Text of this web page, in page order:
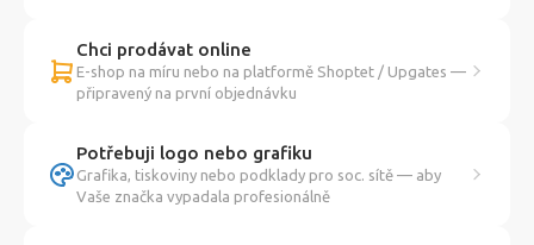
Chci prodávat online
E-shop na míru nebo na platformě Shoptet / Upgates —
připravený na první objednávku
Potřebuji logo nebo grafiku
Grafika, tiskoviny nebo podklady pro soc. sítě — aby
Vaše značka vypadala profesionálně